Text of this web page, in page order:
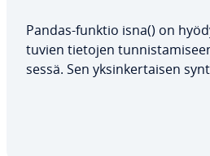
Pandas-funktio isna() on
tu­vien tietojen
ses­sä. Sen yk­sin­ker­tai­sen